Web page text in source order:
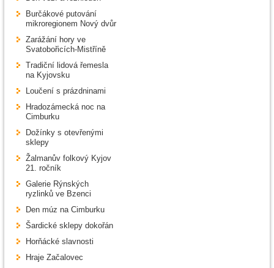
Burčákové putování
mikroregionem Nový dvůr
Zarážání hory ve
Svatobořicích-Mistříně
Tradiční lidová řemesla
na Kyjovsku
Loučení s prázdninami
Hradozámecká noc na
Cimburku
Dožínky s otevřenými
sklepy
Žalmanův folkový Kyjov
21. ročník
Galerie Rýnských
ryzlinků ve Bzenci
Den múz na Cimburku
Šardické sklepy dokořán
Horňácké slavnosti
Hraje Začalovec